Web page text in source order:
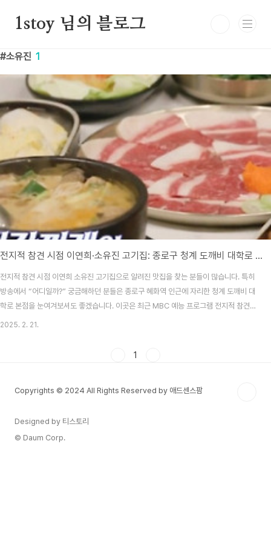
1stoy 님의 블로그
소유진 1
전지적 참견 시점 이연희·소유진 고기집: 종로구 청계 도깨비 대학로 본점 미리 맛보기
전지적 참견 시점 이연희 소유진 고기집으로 알려진 맛집을 찾는 분들이 많습니다. 특히
방송에서 “어디일까?” 궁금해하던 분들은 종로구 혜화역 인근에 자리한 청계 도깨비 대
학로 본점을 눈여겨보셔도 좋겠습니다. 이곳은 최근 MBC 예능 프로그램 전지적 참견
시점(약칭 전참시) 334회에서 이연희 님과 소유진 님이 함께 방문해 다양한 한우 메뉴
어 찾기 어렵지 않습니다. ..
2025. 2. 21.
1
Copyrights © 2024 All Rights Reserved by 애드센스팜
Designed by 티스토리
© Daum Corp.